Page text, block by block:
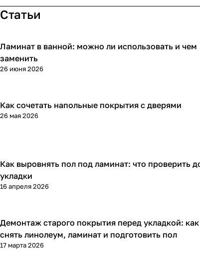
Статьи
Напольные покрытия
Ламинат в ванной: можно ли использовать и чем
заменить
26 июня 2026
Напольные покрытия
Как сочетать напольные покрытия с дверями
26 мая 2026
Напольные покрытия
Как выровнять пол под ламинат: что проверить
укладки
16 апреля 2026
Напольные покрытия
Демонтаж старого покрытия перед укладкой: как
снять линолеум, ламинат и подготовить пол
17 марта 2026